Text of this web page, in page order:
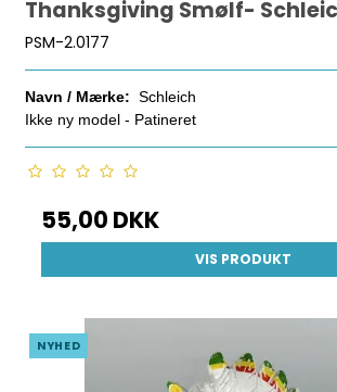
Thanksgiving Smølf-
PSM-2.0177
Navn / Mærke: Schleich
Ikke ny model - Patineret
55,00 DKK
VIS PRODUKT
NYHED